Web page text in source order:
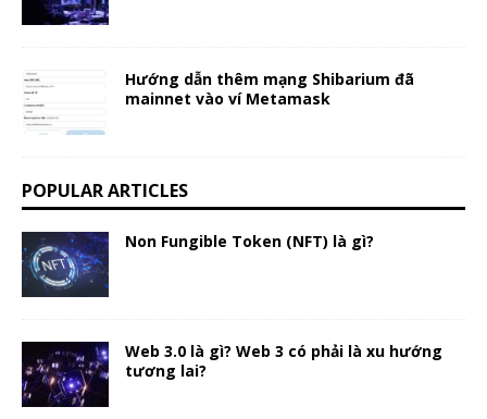
Hướng dẫn thêm mạng Shibarium đã
mainnet vào ví Metamask
POPULAR ARTICLES
Non Fungible Token (NFT) là gì?
Web 3.0 là gì? Web 3 có phải là xu hướng
tương lai?